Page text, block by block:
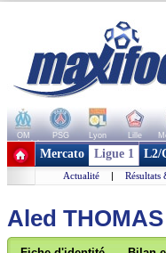
OM PSG Lyon Lille
+ de clubs
Mercato Ligue 1 L2/
Actualité | Résultats
Aled THOMAS